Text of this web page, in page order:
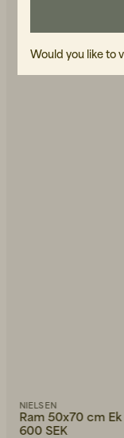
Du kanske
NIELSEN
Ram 50x70 cm Ek
600 SEK
Would you like to